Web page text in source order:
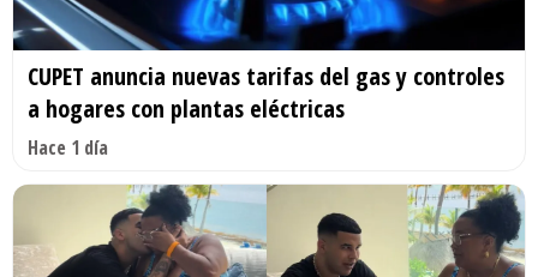
CUPET anuncia nuevas tarifas del gas y controles
a hogares con plantas eléctricas
Hace 1 día